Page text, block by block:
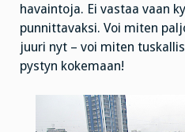
havaintoja. Ei vastaa vaan
punnittavaksi. Voi miten
juuri nyt – voi miten
pystyn kokemaan!